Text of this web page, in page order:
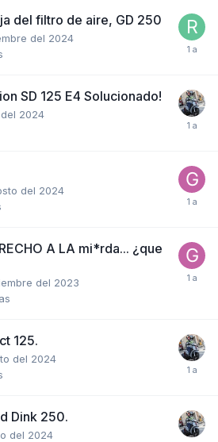
del filtro de aire, GD 250
del 2024
SD 125 E4 Solucionado!
2024
del 2024
A LA mi*rda... ¿que
del 2023
125.
del 2024
Dink 250.
del 2024